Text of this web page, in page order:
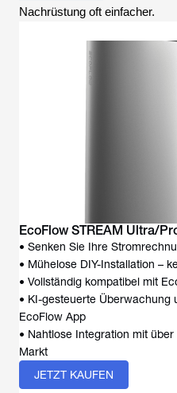
Nachrüstung oft einfacher.
• Senken Sie Ihre
• Mühelose DIY-Installation –
• Vollständig kompatibel mit
• KI-gesteuerte Überwachung
EcoFlow App
• Nahtlose Integration mit
Markt
JETZT KAUFEN